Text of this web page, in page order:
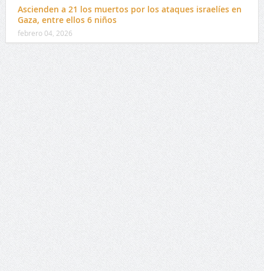
Ascienden a 21 los muertos por los ataques israelíes en
Gaza, entre ellos 6 niños
febrero 04, 2026